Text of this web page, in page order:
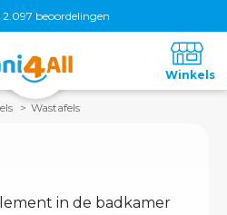
beoordelingen
Wastafels
in de badkamer